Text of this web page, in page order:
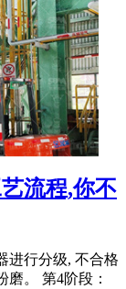
流程,你不
进行分级, 不合格
。 第4阶段：